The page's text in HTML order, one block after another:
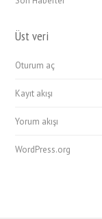
Üst veri
Oturum aç
Kayıt akışı
Yorum akışı
WordPress.org